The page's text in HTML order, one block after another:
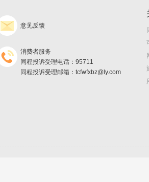
意见反馈
消费者服务
同程投诉受理电话：95711
同程投诉受理邮箱：tcfwfxbz@ly.com